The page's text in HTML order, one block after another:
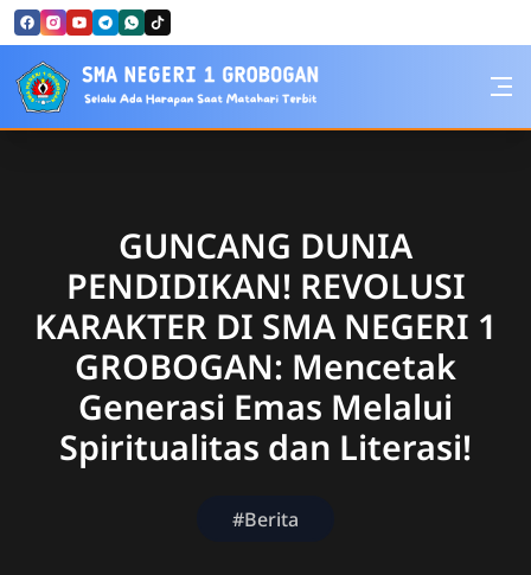
Skip to Content
SMA Negeri 1 Grobogan
GUNCANG DUNIA
PENDIDIKAN! REVOLUSI
KARAKTER DI SMA NEGERI 1
GROBOGAN: Mencetak
Generasi Emas Melalui
Spiritualitas dan Literasi!
#Berita